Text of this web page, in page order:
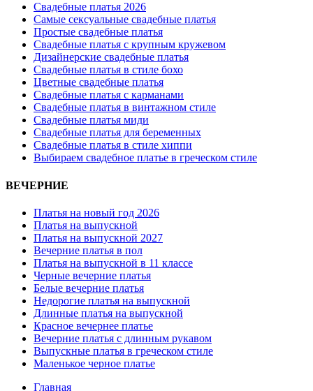
Свадебные платья 2026
Самые сексуальные свадебные платья
Простые свадебные платья
Свадебные платья с крупным кружевом
Дизайнерские свадебные платья
Свадебные платья в стиле бохо
Цветные свадебные платья
Свадебные платья с карманами
Свадебные платья в винтажном стиле
Свадебные платья миди
Свадебные платья для беременных
Свадебные платья в стиле хиппи
Выбираем свадебное платье в греческом стиле
ВЕЧЕРНИЕ
Платья на новый год 2026
Платья на выпускной
Платья на выпускной 2027
Вечерние платья в пол
Платья на выпускной в 11 классе
Черные вечерние платья
Белые вечерние платья
Недорогие платья на выпускной
Длинные платья на выпускной
Красное вечернее платье
Вечерние платья с длинным рукавом
Выпускные платья в греческом стиле
Маленькое черное платье
Главная